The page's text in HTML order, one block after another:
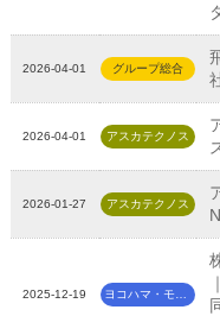
2026-04-01 グループ総合
2026-04-01 アスカテクノス
2026-01-27 アスカテクノス
2025-12-19 ヨコハマ・モーターセールス